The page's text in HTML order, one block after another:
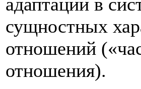
сущностных
отношений
отношения).